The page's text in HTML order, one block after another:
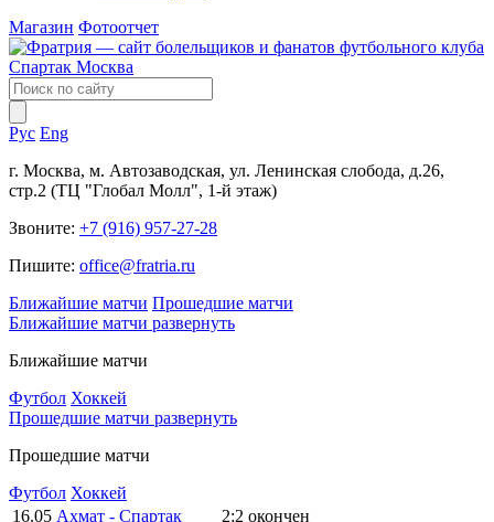
Магазин Фотоотчет
Рус Eng
г. Москва, м. Автозаводская, ул. Ленинская слобода, д.26,
стр.2 (ТЦ "Глобал Молл", 1-й этаж)
Звоните: +7 (916) 957-27-28
Пишите: office@fratria.ru
Ближайшие матчи Прошедшие матчи
Ближайшие матчи развернуть
Ближайшие матчи
Футбол Хоккей
Прошедшие матчи развернуть
Прошедшие матчи
Футбол Хоккей
16.05 Ахмат - Спартак 2:2 окончен